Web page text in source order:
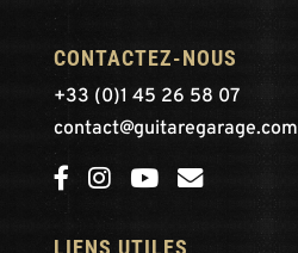
CONTACTEZ-NOUS
+33 (0)1 45 26 58 07
contact@guitaregarage.com
LIENS UTILES